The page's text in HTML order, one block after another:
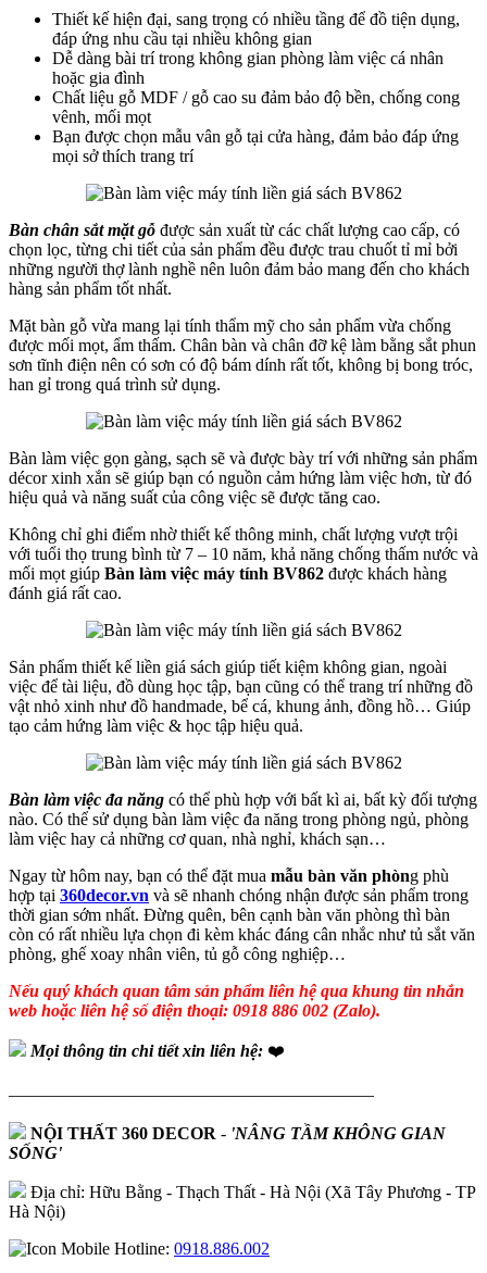
Thiết kế hiện đại, sang trọng có nhiều tầng để đồ tiện dụng,
đáp ứng nhu cầu tại nhiều không gian
Dễ dàng bài trí trong không gian phòng làm việc cá nhân
hoặc gia đình
Chất liệu gỗ MDF / gỗ cao su đảm bảo độ bền, chống cong
vênh, mối mọt
Bạn được chọn mẫu vân gỗ tại cửa hàng, đảm bảo đáp ứng
mọi sở thích trang trí
Bàn chân sắt mặt gỗ được sản xuất từ các chất lượng cao cấp, có
chọn lọc, từng chi tiết của sản phẩm đều được trau chuốt tỉ mỉ bởi
những người thợ lành nghề nên luôn đảm bảo mang đến cho khách
hàng sản phẩm tốt nhất.
Mặt bàn gỗ vừa mang lại tính thẩm mỹ cho sản phẩm vừa chống
được mối mọt, ẩm thấm. Chân bàn và chân đỡ kệ làm bằng sắt phun
sơn tĩnh điện nên có sơn có độ bám dính rất tốt, không bị bong tróc,
han gỉ trong quá trình sử dụng.
Bàn làm việc gọn gàng, sạch sẽ và được bày trí với những sản phẩm
décor xinh xắn sẽ giúp bạn có nguồn cảm hứng làm việc hơn, từ đó
hiệu quả và năng suất của công việc sẽ được tăng cao.
Không chỉ ghi điểm nhờ thiết kế thông minh, chất lượng vượt trội
với tuổi thọ trung bình từ 7 – 10 năm, khả năng chống thấm nước và
mối mọt giúp Bàn làm việc máy tính BV862 được khách hàng
đánh giá rất cao.
Sản phẩm thiết kế liền giá sách giúp tiết kiệm không gian, ngoài
việc để tài liệu, đồ dùng học tập, bạn cũng có thể trang trí những đồ
vật nhỏ xinh như đồ handmade, bể cá, khung ảnh, đồng hồ… Giúp
tạo cảm hứng làm việc & học tập hiệu quả.
Bàn làm việc đa năng có thể phù hợp với bất kì ai, bất kỳ đối tượng
nào. Có thể sử dụng bàn làm việc đa năng trong phòng ngủ, phòng
làm việc hay cả những cơ quan, nhà nghỉ, khách sạn…
Ngay từ hôm nay, bạn có thể đặt mua mẫu bàn văn phòng phù
hợp tại 360decor.vn và sẽ nhanh chóng nhận được sản phẩm trong
thời gian sớm nhất. Đừng quên, bên cạnh bàn văn phòng thì bàn
còn có rất nhiều lựa chọn đi kèm khác đáng cân nhắc như tủ sắt văn
phòng, ghế xoay nhân viên, tủ gỗ công nghiệp…
Nếu quý khách quan tâm sản phẩm liên hệ qua khung tin nhắn
web hoặc liên hệ số điện thoại: 0918 886 002 (Zalo).
Mọi thông tin chi tiết xin liên hệ: ❤️
—————————————————————
NỘI THẤT 360 DECOR - 'NÂNG TẦM KHÔNG GIAN
SỐNG'
Địa chỉ: Hữu Bằng - Thạch Thất - Hà Nội (Xã Tây Phương - TP
Hà Nội)
Hotline: 0918.886.002